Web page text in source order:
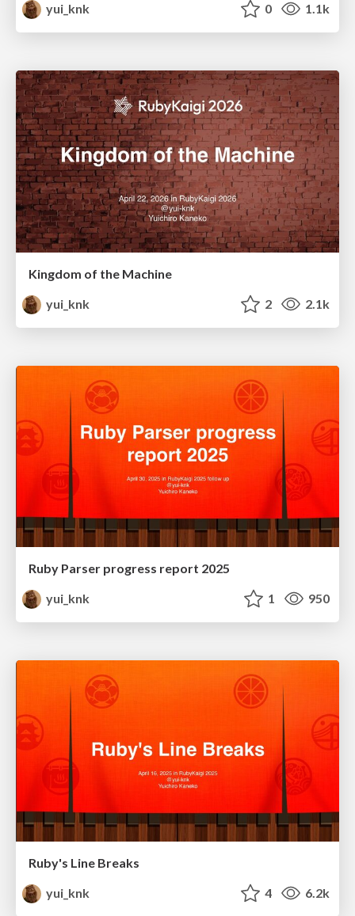
yui_knk
0 1.1k
Kingdom of the Machine
yui_knk
2 2.1k
Ruby Parser progress report 2025
yui_knk
1 950
Ruby's Line Breaks
yui_knk
4 6.2k